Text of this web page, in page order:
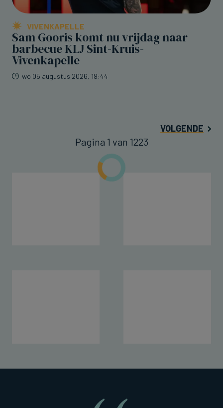
VIVENKAPELLE
Sam Gooris komt nu vrijdag naar
barbecue KLJ Sint-Kruis-
Vivenkapelle
wo 05 augustus 2026, 19:44
VOLGENDE
Pagina 1 van 1223